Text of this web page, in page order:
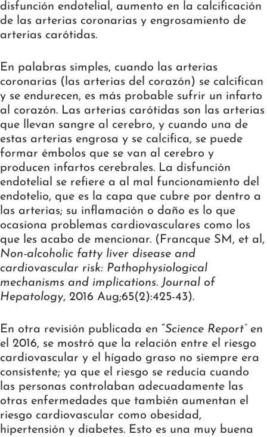
disfunción endotelial, aumento en la calcificación
de las arterias coronarias y engrosamiento de
arterias carótidas.
En palabras simples, cuando las arterias
coronarias (las arterias del corazón) se calcifican
y se endurecen, es más probable sufrir un infarto
al corazón. Las arterias carótidas son las arterias
que llevan sangre al cerebro, y cuando una de
estas arterias engrosa y se calcifica, se puede
formar émbolos que se van al cerebro y
producen infartos cerebrales. La disfunción
endotelial se refiere a al mal funcionamiento del
endotelio, que es la capa que cubre por dentro a
las arterias; su inflamación o daño es lo que
ocasiona problemas cardiovasculares como los
que les acabo de mencionar. (Francque SM, et al,
Non-alcoholic fatty liver disease and
cardiovascular risk: Pathophysiological
mechanisms and implications. Journal of
Hepatology, 2016 Aug;65(2):425-43).
En otra revisión publicada en “Science Report” en
el 2016, se mostró que la relación entre el riesgo
cardiovascular y el hígado graso no siempre era
consistente; ya que el riesgo se reducía cuando
las personas controlaban adecuadamente las
otras enfermedades que también aumentan el
riesgo cardiovascular como obesidad,
hipertensión y diabetes. Esto es una muy buena